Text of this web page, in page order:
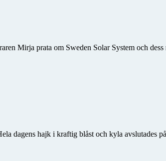
Mirja prata om Sweden Solar System och
dagens hajk i kraftig blåst och kyla avslutades